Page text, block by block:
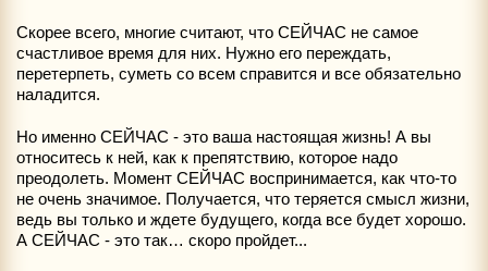
Скорее всего, многие считают, что СЕЙЧАС не самое
счастливое время для них. Нужно его переждать,
перетерпеть, суметь со всем справится и все обязательно
наладится.
Но именно СЕЙЧАС - это ваша настоящая жизнь! А вы
относитесь к ней, как к препятствию, которое надо
преодолеть. Момент СЕЙЧАС воспринимается, как что-то
не очень значимое. Получается, что теряется смысл жизни,
ведь вы только и ждете будущего, когда все будет хорошо.
А СЕЙЧАС - это так… скоро пройдет...